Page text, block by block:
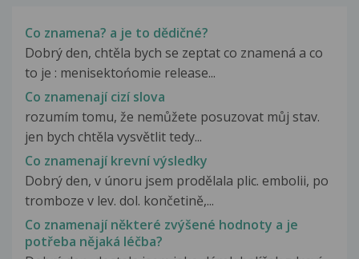
Co znamena? a je to dědičné?
Dobrý den, chtěla bych se zeptat co znamená a co
to je : menisektońomie release...
Co znamenají cizí slova
rozumím tomu, že nemůžete posuzovat můj stav.
jen bych chtěla vysvětlit tedy...
Co znamenají krevní výsledky
Dobrý den, v únoru jsem prodělala plic. embolii, po
tromboze v lev. dol. končetině,...
Co znamenají některé zvýšené hodnoty a je
potřeba nějaká léčba?